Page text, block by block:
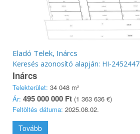
Eladó Telek, Inárcs
Keresés azonosító alapján: HI-2452447
Inárcs
Telekterület: 34 048 m²
Ár: 495 000 000 Ft (1 363 636 €)
Feltöltés dátuma: 2025.08.02.
Tovább